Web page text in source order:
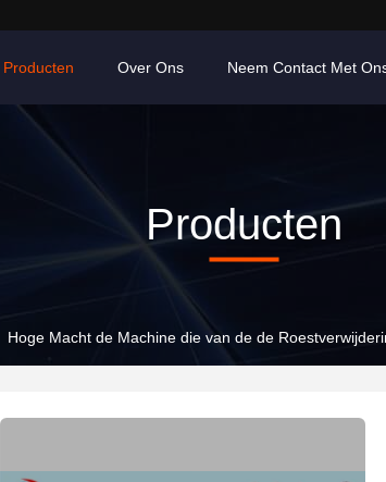
Producten Over Ons Neem Contact Met
Producten
Hoge Macht de Machine die van de de